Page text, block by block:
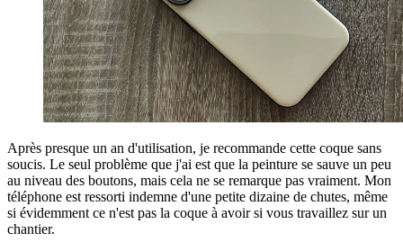
Après presque un an d'utilisation, je recommande cette coque sans
soucis. Le seul problème que j'ai est que la peinture se sauve un peu
au niveau des boutons, mais cela ne se remarque pas vraiment. Mon
téléphone est ressorti indemne d'une petite dizaine de chutes, même
si évidemment ce n'est pas la coque à avoir si vous travaillez sur un
chantier.